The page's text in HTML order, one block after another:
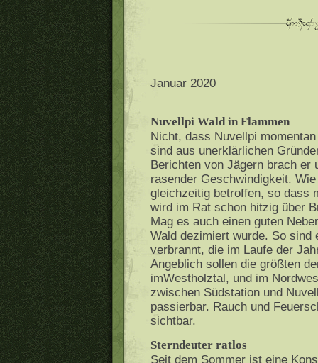
Januar 2020
Nuvellpi Wald in Flammen
Nicht, dass Nuvellpi
sind aus unerklärlichen
Berichten von Jägern brach er
rasender Geschwindigkeit.
gleichzeitig betroffen, so dass
wird im Rat schon hitzig über
Mag es auch einen guten
Wald dezimiert wurde. So sind
verbrannt, die im Laufe der
Angeblich sollen die größten
imWestholztal, und im
zwischen Südstation und
passierbar. Rauch und
sichtbar.
Sterndeuter ratlos
Seit dem Sommer ist eine